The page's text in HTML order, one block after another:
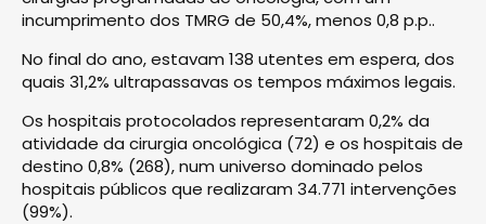
incumprimento dos TMRG de 50,4%, menos 0,8 p.p..
No final do ano, estavam 138 utentes em espera, dos
quais 31,2% ultrapassavas os tempos máximos legais.
Os hospitais protocolados representaram 0,2% da
atividade da cirurgia oncológica (72) e os hospitais de
destino 0,8% (268), num universo dominado pelos
hospitais públicos que realizaram 34.771 intervenções
(99%).